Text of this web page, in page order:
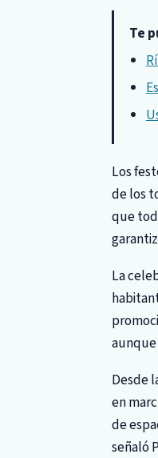
Te
Los
de los
que
La
Desde
en
de
señaló